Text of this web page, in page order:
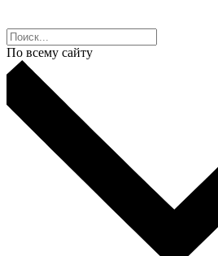
По всему сайту